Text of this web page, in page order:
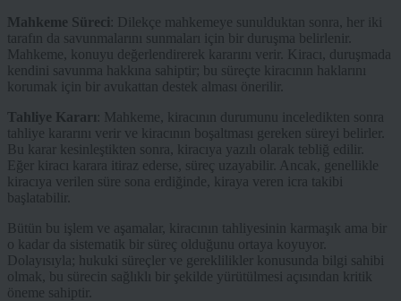
Mahkeme Süreci : Dilekçe mahkemeye sunulduktan sonra, her iki
tarafın da savunmalarını sunmaları için bir duruşma belirlenir.
Mahkeme, konuyu değerlendirerek kararını verir. Kiracı, duruşmada
kendini savunma hakkına sahiptir; bu süreçte kiracının haklarını
korumak için bir avukattan destek alması önerilir.
Tahliye Kararı : Mahkeme, kiracının durumunu inceledikten sonra
tahliye kararını verir ve kiracının boşaltması gereken süreyi belirler.
Bu karar kesinleştikten sonra, kiracıya yazılı olarak tebliğ edilir.
Eğer kiracı karara itiraz ederse, süreç uzayabilir. Ancak, genellikle
kiracıya verilen süre sona erdiğinde, kiraya veren icra takibi
başlatabilir.
Bütün bu işlem ve aşamalar, kiracının tahliyesinin karmaşık ama bir
o kadar da sistematik bir süreç olduğunu ortaya koyuyor.
Dolayısıyla; hukuki süreçler ve gereklilikler konusunda bilgi sahibi
olmak, bu sürecin sağlıklı bir şekilde yürütülmesi açısından kritik
öneme sahiptir.